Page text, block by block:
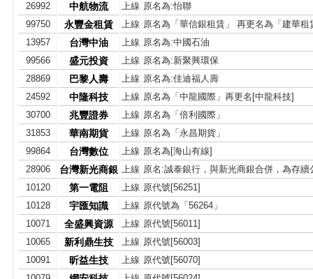
26992
中航物流 上線 原名為:怡聯
99750
永豐金租賃 上線 原名為「華信銀租賃」 再更名為「建華租
13957
台灣中油 上線 原名為:中國石油
99566
盛元投資 上線 原名為:新聚興環保
28869
巴黎人壽 上線 原名為:佳迪福人壽
24592
中隆科技 上線 原名為「中龍國際」再更名[中龍科技]
30700
兆豐證券 上線 原名為「倍利國際」
31853
華南期貨 上線 原名為「永昌期貨」
99864
台灣數位 上線 原名為[海山有線]
28906
台灣新光商銀 上線 原名:誠泰銀行，與新光商銀合併，為存續
10120
第一電阻 上線 原代號[56251]
10128
宇匯知識 上線 原代號為「56264」
10071
全盛興資源 上線 原代號[56011]
10065
新利鼎生技 上線 原代號[56003]
10091
昕益生技 上線 原代號[56070]